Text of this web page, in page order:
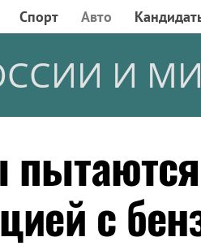
Спорт Авто
И
пытаются
с